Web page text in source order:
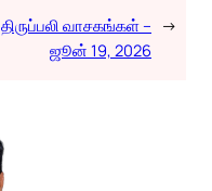
திருப்பலி வாசகங்கள் –
ஜூன் 19, 2026
→